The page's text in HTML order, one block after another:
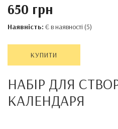
650 грн
Наявність: Є в наявності (5)
КУПИТИ
НАБІР ДЛЯ
КАЛЕНДАРЯ